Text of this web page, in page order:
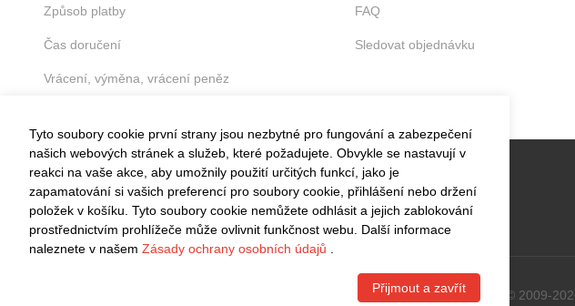
Způsob platby
Čas doručení
Vrácení, výměna, vrácení peněz
FAQ
Sledovat objednávku
VRÁCENÍ ZDARMA
Snadné vrácení do 30 dnů
Copyright © 2009-
Tyto soubory cookie první strany jsou nezbytné pro fungování a zabezpečení
našich webových stránek a služeb, které požadujete. Obvykle se nastavují v
reakci na vaše akce, aby umožnily použití určitých funkcí, jako je
zapamatování si vašich preferencí pro soubory cookie, přihlášení nebo držení
položek v košíku. Tyto soubory cookie nemůžete odhlásit a jejich zablokování
prostřednictvím prohlížeče může ovlivnit funkčnost webu. Další informace
naleznete v našem Zásady ochrany osobních údajů
Přijmout a zavřít